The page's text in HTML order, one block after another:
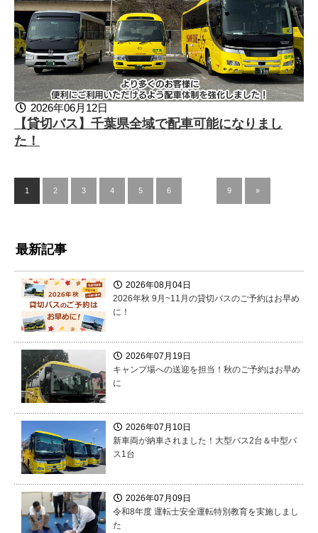
2026年06月12日
【貸切バス】千葉県全域で配車可能になりまし
た！
1 2 3 4 5 6 9 »
最新記事
2026年08月04日
2026年秋 9月~11月の貸切バスのご予約はお早め
に！
2026年07月19日
キャンプ場への送迎を担当！秋のご予約はお早め
に
2026年07月10日
新車両が納車されました！大型バス2台＆中型バ
ス1台
2026年07月09日
令和8年度 運転士安全運転特別教育を実施しまし
た